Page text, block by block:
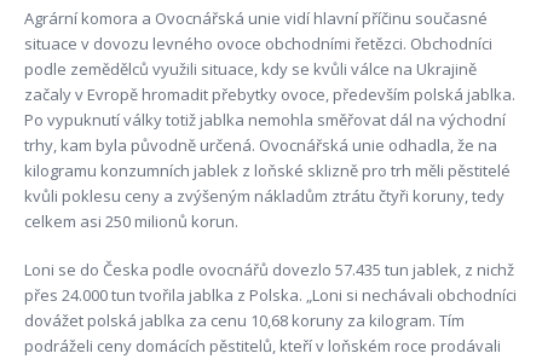
Agrární komora a Ovocnářská unie vidí hlavní příčinu současné
situace v dovozu levného ovoce obchodními řetězci. Obchodníci
podle zemědělců využili situace, kdy se kvůli válce na Ukrajině
začaly v Evropě hromadit přebytky ovoce, především polská jablka.
Po vypuknutí války totiž jablka nemohla směřovat dál na východní
trhy, kam byla původně určená. Ovocnářská unie odhadla, že na
kilogramu konzumních jablek z loňské sklizně pro trh měli pěstitelé
kvůli poklesu ceny a zvýšeným nákladům ztrátu čtyři koruny, tedy
celkem asi 250 milionů korun.
Loni se do Česka podle ovocnářů dovezlo 57.435 tun jablek, z nichž
přes 24.000 tun tvořila jablka z Polska. „Loni si nechávali obchodníci
dovážet polská jablka za cenu 10,68 koruny za kilogram. Tím
podráželi ceny domácích pěstitelů, kteří v loňském roce prodávali